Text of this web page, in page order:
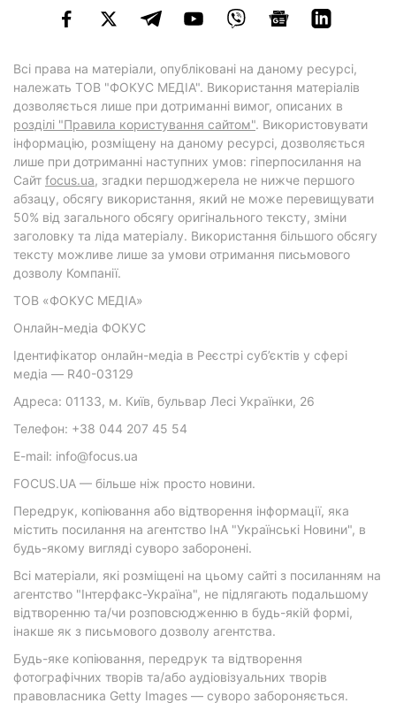
Всі права на матеріали, опубліковані на даному ресурсі,
належать ТОВ "ФОКУС МЕДІА". Використання матеріалів
дозволяється лише при дотриманні вимог, описаних в
розділі "Правила користування сайтом". Використовувати
інформацію, розміщену на даному ресурсі, дозволяється
лише при дотриманні наступних умов: гіперпосилання на
Cайт focus.ua, згадки першоджерела не нижче першого
абзацу, обсягу використання, який не може перевищувати
50% від загального обсягу оригінального тексту, зміни
заголовку та ліда матеріалу. Використання більшого обсягу
тексту можливе лише за умови отримання письмового
дозволу Компанії.
ТОВ «ФОКУС МЕДІА»
Онлайн-медіа ФОКУС
Ідентифікатор онлайн-медіа в Реєстрі суб’єктів у сфері
медіа — R40-03129
Адреса: 01133, м. Київ, бульвар Лесі Українки, 26
Телефон: +38 044 207 45 54
E-mail: info@focus.ua
FOCUS.UA — більше ніж просто новини.
Передрук, копіювання або відтворення інформації, яка
містить посилання на агентство ІнА "Українські Новини", в
будь-якому вигляді суворо заборонені.
Всі матеріали, які розміщені на цьому сайті з посиланням на
агентство "Інтерфакс-Україна", не підлягають подальшому
відтворенню та/чи розповсюдженню в будь-якій формі,
інакше як з письмового дозволу агентства.
Будь-яке копіювання, передрук та відтворення
фотографічних творів та/або аудіовізуальних творів
правовласника Getty Images — суворо забороняється.